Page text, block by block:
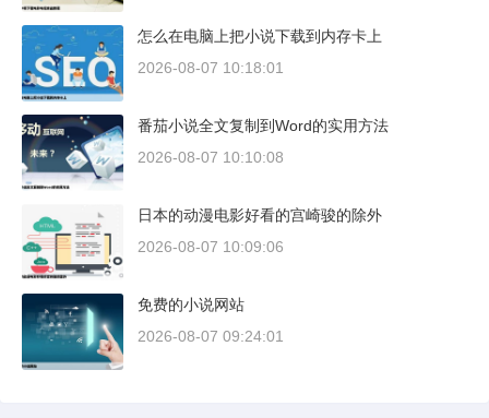
怎么在电脑上把小说下载到内存卡上
2026-08-07 10:18:01
番茄小说全文复制到Word的实用方法
2026-08-07 10:10:08
日本的动漫电影好看的宫崎骏的除外
2026-08-07 10:09:06
免费的小说网站
2026-08-07 09:24:01